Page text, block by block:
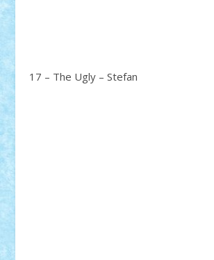
17 – The Ugly – Stefan